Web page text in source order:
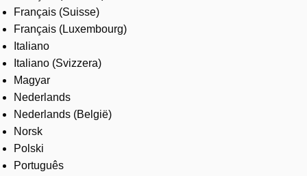
Français (Suisse)
Français (Luxembourg)
Italiano
Italiano (Svizzera)
Magyar
Nederlands
Nederlands (België)
Norsk
Polski
Português